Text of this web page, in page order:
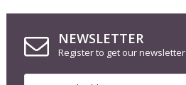
NEWSLETTER
Register to get our newsletter